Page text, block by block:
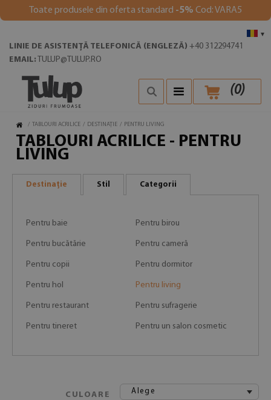
Toate produsele din oferta standard -5% Cod: VARA5
▾
LINIE DE ASISTENȚĂ TELEFONICĂ (ENGLEZĂ) +40 312294741
EMAIL: TULUP@TULUP.RO
(0)
/ TABLOURI ACRILICE / DESTINAȚIE / PENTRU LIVING
TABLOURI ACRILICE - PENTRU
LIVING
Destinație Stil Categorii
Pentru baie Pentru birou
Pentru bucătărie Pentru cameră
Pentru copii Pentru dormitor
Pentru hol Pentru living
Pentru restaurant Pentru sufragerie
Pentru tineret Pentru un salon cosmetic
CULOARE Alege